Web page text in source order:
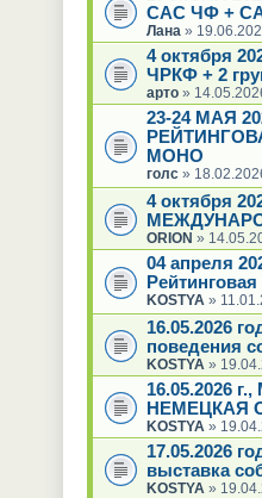
САС ЧФ +
Лана »
4 октября
ЧРКФ + 2
арто»
23-24 МАЯ
МОНО
голс»
4 октября
ORION »
04 апреля
KOSTYA »
16.05.2026
поведения
KOSTYA »
16.05.2026
НЕМЕЦКАЯ
KOSTYA »
17.05.2026
выставка
KOSTYA »